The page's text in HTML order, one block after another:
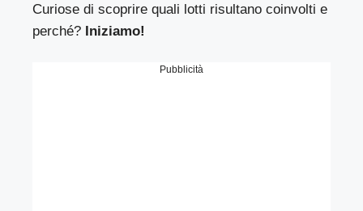
Curiose di scoprire quali lotti risultano coinvolti e
perché? Iniziamo!
Pubblicità